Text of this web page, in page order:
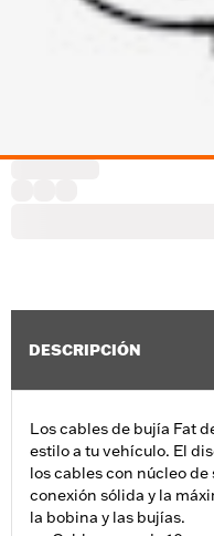
DESCRIPCIÓN
Los cables de bujía Fat
estilo a tu vehículo. El
los cables con núcleo
conexión sólida y la
la bobina y las bujías.